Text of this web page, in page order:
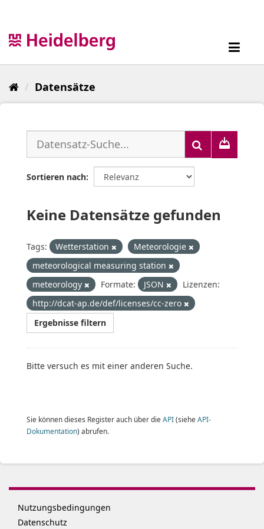
Datensätze
Sortieren nach
Keine Datensätze gefunden
Tags: Wetterstation
Meteorologie
meteorological measuring station
meteorology
Formate: JSON
Lizenzen:
http://dcat-ap.de/def/licenses/cc-zero
Ergebnisse filtern
Bitte versuch es mit einer anderen Suche.
Sie können dieses Register auch über die API(siehe API-
Dokumentation) abrufen.
Nutzungsbedingungen
Datenschutz